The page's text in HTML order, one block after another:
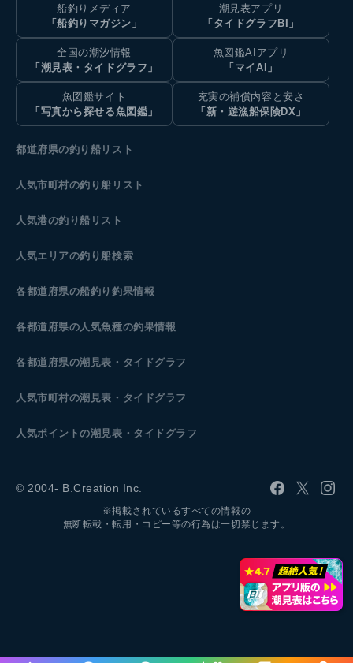
船釣りメディア
「船釣りマガジン」
潮見表アプリ
「タイドグラフBI」
全国の潮汐情報
「潮見表・タイドグラフ」
魚図鑑AIアプリ
「マイAI」
魚図鑑サイト
「写真から探せる魚図鑑」
充実の補償内容と安さ
「新・遊漁船保険DX」
都道府県の釣り船リスト
人気市町村の釣り船リスト
人気港の釣り船リスト
人気エリアの釣り船検索
各都道府県の船釣り釣果情報
各都道府県の人気魚種の釣果情報
各都道府県の潮見表 ・タイドグラフ
人気市町村の潮見表・タイドグラフ
人気ポイントの潮見表・タイドグラフ
© 2004- B.Creation Inc.
※掲載されているすべての情報の
無断転載・転用・コピー等の行為は一切禁じます。